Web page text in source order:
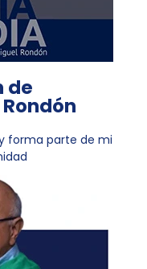
de
forma parte de mi